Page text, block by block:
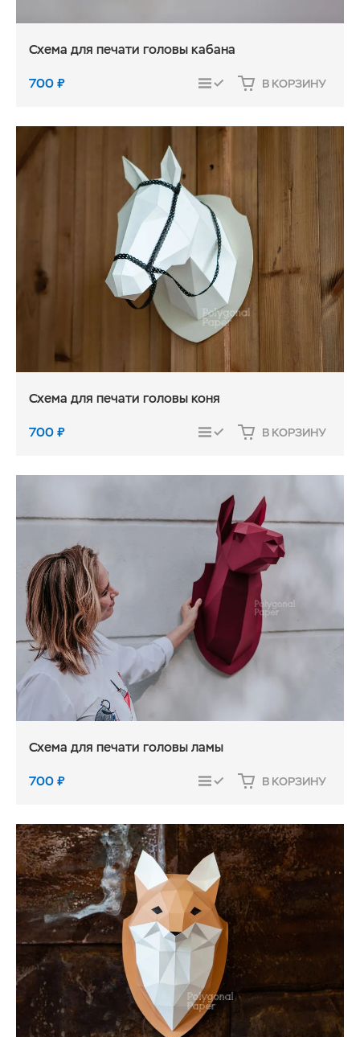
Схема для печати головы кабана
700₽ СРАВНИТЬ В КОРЗИНУ
Схема для печати головы коня
700₽ СРАВНИТЬ В КОРЗИНУ
Схема для печати головы ламы
700₽ СРАВНИТЬ В КОРЗИНУ